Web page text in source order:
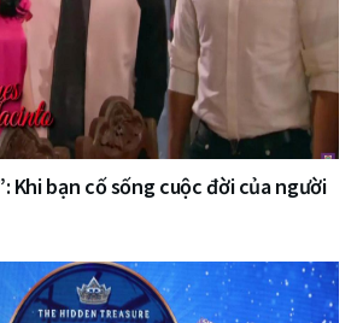
Khi bạn cố sống cuộc đời của người